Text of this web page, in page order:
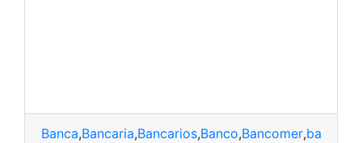
Banca,Bancaria,Bancarios,Banco,Bancomer,bancos